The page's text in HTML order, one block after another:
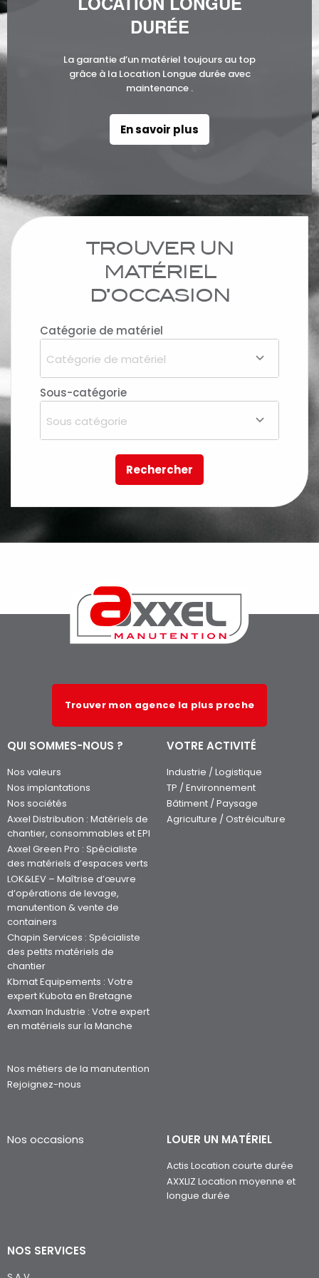
DURÉE
La garantie d’un matériel toujours au top
grâce à la Location Longue durée avec
maintenance .
En savoir plus
TROUVER UN
MATÉRIEL
D’OCCASION
Catégorie de matériel
Catégorie de matériel
Sous-catégorie
Sous catégorie
Rechercher
Trouver mon agence la plus proche
QUI SOMMES-NOUS ?
Nos valeurs
Nos implantations
Nos sociétés
Axxel Distribution : Matériels de
chantier, consommables et EPI
Axxel Green Pro : Spécialiste
des matériels d’espaces verts
LOK&LEV – Maîtrise d’œuvre
d’opérations de levage,
manutention & vente de
containers
Chapin Services : Spécialiste
des petits matériels de
chantier
Kbmat Equipements : Votre
expert Kubota en Bretagne
Axxman Industrie : Votre expert
en matériels sur la Manche
Nos métiers de la manutention
Rejoignez-nous
VOTRE ACTIVITÉ
Industrie / Logistique
TP / Environnement
Bâtiment / Paysage
Agriculture / Ostréiculture
Nos occasions LOUER UN MATÉRIEL
Actis Location courte durée
AXXLIZ Location moyenne et
longue durée
NOS SERVICES